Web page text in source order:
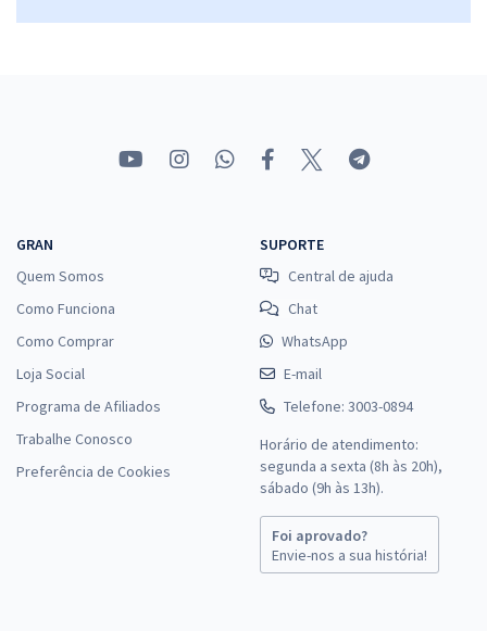
GRAN
Quem Somos
Como Funciona
Como Comprar
Loja Social
Programa de Afiliados
Trabalhe Conosco
Preferência de Cookies
SUPORTE
Central de ajuda
Chat
WhatsApp
E-mail
Telefone: 3003-0894
Horário de atendimento:
segunda a sexta (8h às 20h),
sábado (9h às 13h).
Foi aprovado?
Envie-nos a sua história!